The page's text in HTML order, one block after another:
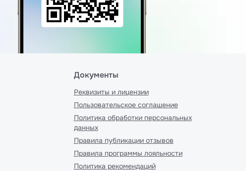
Документы
Реквизиты и лицензии
Пользовательское соглашение
Политика обработки персональных
данных
Правила публикации отзывов
Правила программы лояльности
Политика рекомендаций